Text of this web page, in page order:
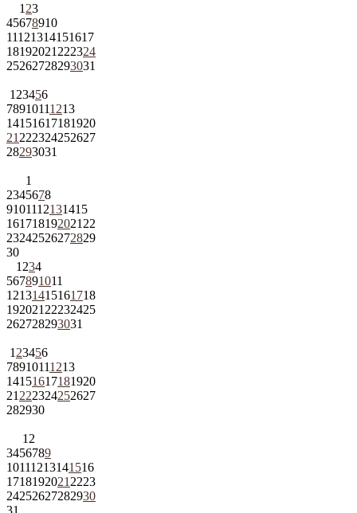
1 23
45678910
11121314151617
18192021 222324
25262728293031
1 23456
78910111213
14151617181920
21 222324252627
28293031
1
2345678
9101112131415
161718192021 22
23242526272829
30
1 234
567891011
12131415161718
192021 22232425
262728293031
1 23456
78910111213
14151617181920
21 222324252627
282930
1 2
3456789
10111213141516
1718192021 2223
24252627282930
31